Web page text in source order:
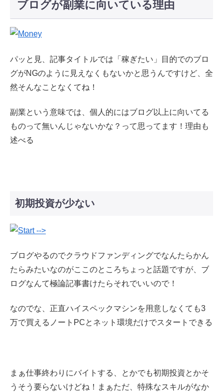
ブログが副業に向いている理由
パッと見、記事タイトルでは「稼ぎたい」目的でのブロ
グがNGのように見えなくもないかと思うんですけど、全
然そんなことなくてね！
副業という意味では、個人的にはブログ以上に向いてる
ものって無いんじゃないかな？って思ってます！理由も
述べる
初期投資が少ない
ブログやるのでクラウドファンディングでなんたらかん
たらみたいなのがここのところちょっと話題ですが、ブ
ログなんて極論記事書けたらそれでいいので！
なのでな、正直ハイスペックマシンを用意しなくても3
万で買えるノートPCとネット環境だけでスタートできる
まぁ仕事終わりにバイトする、とかでも初期投資とかそ
うそう要らないけどね！まぁただ、特殊なスキルがなか